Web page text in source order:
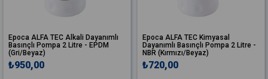
Epoca ALFA TEC Alkali Dayanımlı
Basınçlı Pompa 2 Litre - EPDM
(Gri/Beyaz)
₺950,00
Epoca ALFA TEC Kimyasal
Dayanımlı Basınçlı Pompa 2 Litre -
NBR (Kırmızı/Beyaz)
₺720,00